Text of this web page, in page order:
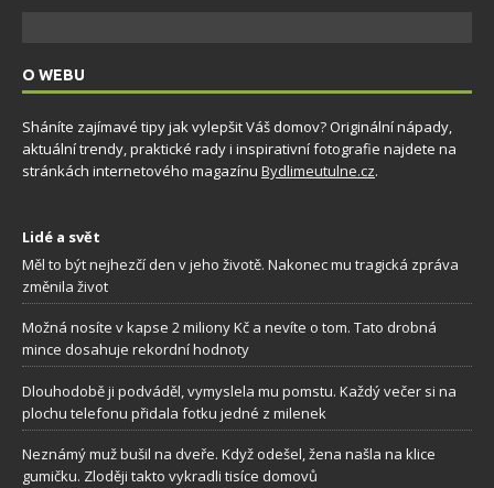
O WEBU
Sháníte zajímavé tipy jak vylepšit Váš domov? Originální nápady,
aktuální trendy, praktické rady i inspirativní fotografie najdete na
stránkách internetového magazínu Bydlimeutulne.cz.
Lidé a svět
Měl to být nejhezčí den v jeho životě. Nakonec mu tragická zpráva
změnila život
Možná nosíte v kapse 2 miliony Kč a nevíte o tom. Tato drobná
mince dosahuje rekordní hodnoty
Dlouhodobě ji podváděl, vymyslela mu pomstu. Každý večer si na
plochu telefonu přidala fotku jedné z milenek
Neznámý muž bušil na dveře. Když odešel, žena našla na klice
gumičku. Zloději takto vykradli tisíce domovů